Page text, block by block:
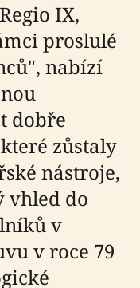
IX,
proslulé
nabízí
dobře
zůstaly
nástroje,
vhled do
v
v roce 79